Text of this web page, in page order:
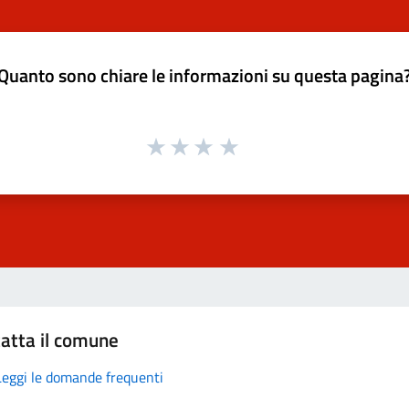
sono chiare le informazioni su questa
il comune
le domande frequenti